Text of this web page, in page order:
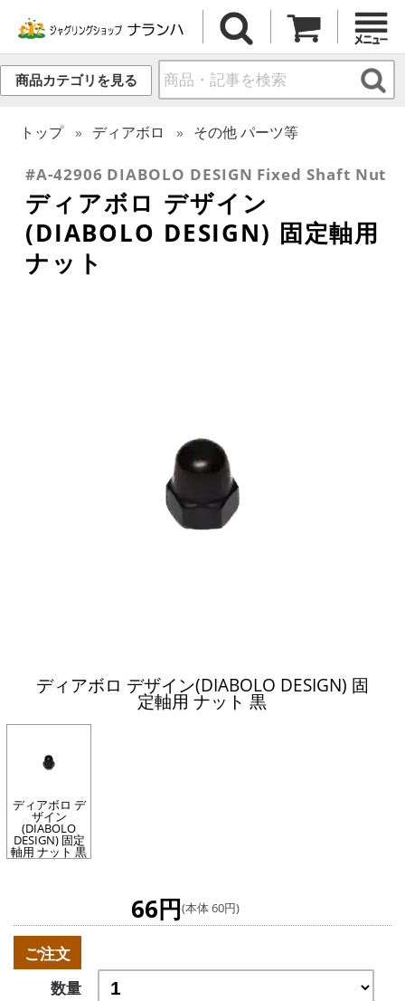
商品カテゴリを見る
トップ ディアボロ その他 パーツ等
#A-42906 DIABOLO DESIGN Fixed Shaft Nut
ディアボロ デザイン
(DIABOLO DESIGN) 固定軸用
ナット
ディアボロ デザイン(DIABOLO DESIGN) 固
定軸用 ナット 黒
ディアボロ デ
ザイン
(DIABOLO
DESIGN) 固定
軸用 ナット 黒
66円(本体 60円)
ご注文
数量